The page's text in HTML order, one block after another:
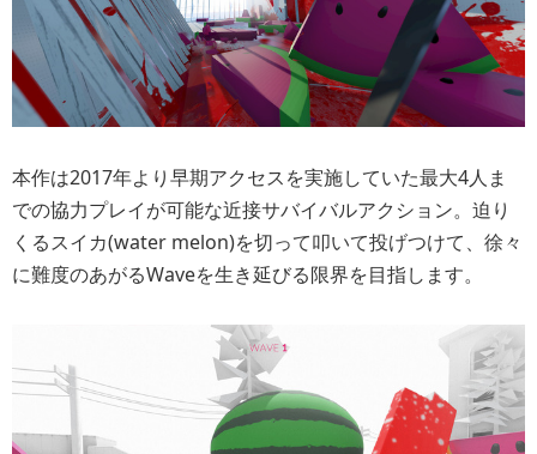
本作は2017年より早期アクセスを実施していた最大4人ま
での協力プレイが可能な近接サバイバルアクション。迫り
くるスイカ(water melon)を切って叩いて投げつけて、徐々
に難度のあがるWaveを生き延びる限界を目指します。